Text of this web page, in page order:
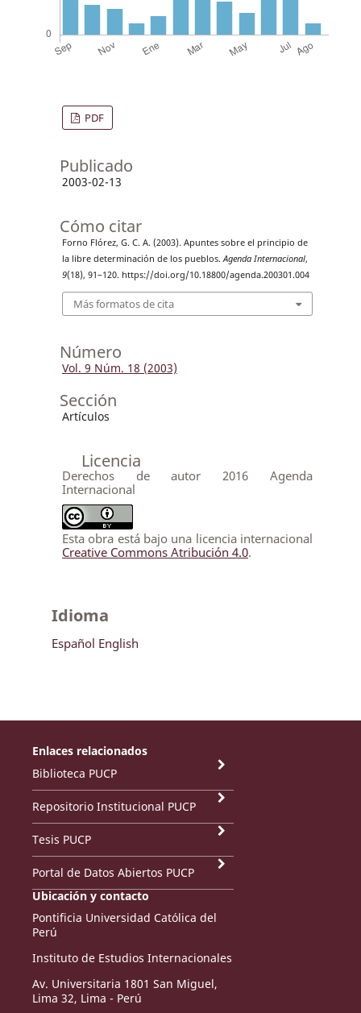
PDF
Publicado
2003-02-13
Cómo citar
Forno Flórez, G. C. A. (2003). Apuntes sobre el principio de
la libre determinación de los pueblos.Agenda Internacional,
9(18), 91–120. https://doi.org/10.18800/agenda.200301.004
Más formatos de cita
Número
Vol. 9 Núm. 18 (2003)
Sección
Artículos
Licencia
Derechos de autor 2016 Agenda
Internacional
Esta obra está bajo una licencia internacional
Creative Commons Atribución 4.0.
Idioma
Español English
Enlaces relacionados
Biblioteca PUCP
Repositorio Institucional PUCP
Tesis PUCP
Portal de Datos Abiertos PUCP
Ubicación y contacto
Pontificia Universidad Católica del
Perú
Instituto de Estudios Internacionales
Av. Universitaria 1801 San Miguel,
Lima 32, Lima - Perú